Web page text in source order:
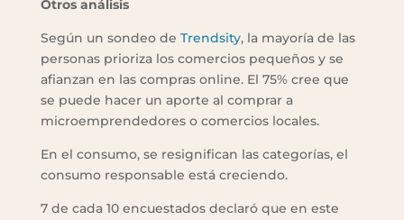
Otros análisis
Según un sondeo de Trendsity, la mayoría de las
personas prioriza los comercios pequeños y se
afianzan en las compras online. El 75% cree que
se puede hacer un aporte al comprar a
microemprendedores o comercios locales.
En el consumo, se resignifican las categorías, el
consumo responsable está creciendo.
7 de cada 10 encuestados declaró que en este